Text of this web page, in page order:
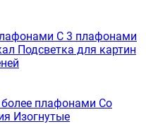
С 3 плафонами
Подсветка для картин
плафонами Со
Изогнутые